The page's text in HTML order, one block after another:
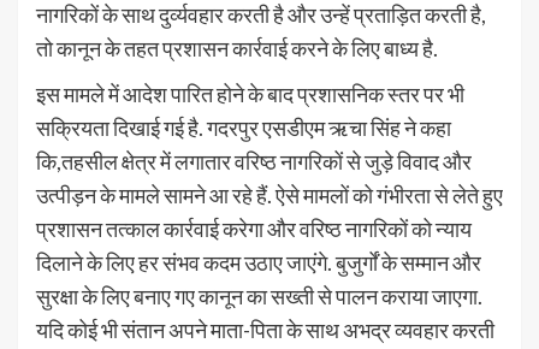
नागरिकों के साथ दुर्व्यवहार करती है और उन्हें प्रताड़ित करती है,
तो कानून के तहत प्रशासन कार्रवाई करने के लिए बाध्य है.
इस मामले में आदेश पारित होने के बाद प्रशासनिक स्तर पर भी
सक्रियता दिखाई गई है. गदरपुर एसडीएम ऋचा सिंह ने कहा
कि,तहसील क्षेत्र में लगातार वरिष्ठ नागरिकों से जुड़े विवाद और
उत्पीड़न के मामले सामने आ रहे हैं. ऐसे मामलों को गंभीरता से लेते हुए
प्रशासन तत्काल कार्रवाई करेगा और वरिष्ठ नागरिकों को न्याय
दिलाने के लिए हर संभव कदम उठाए जाएंगे. बुजुर्गों के सम्मान और
सुरक्षा के लिए बनाए गए कानून का सख्ती से पालन कराया जाएगा.
यदि कोई भी संतान अपने माता-पिता के साथ अभद्र व्यवहार करती